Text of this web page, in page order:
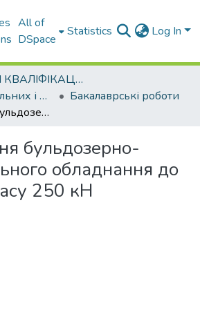
All of
DSpace
Statistics Log In
ВИПУСКНІ КВАЛІФІКАЦІЙНІ РОБОТИ
Кафедра будівельних і дорожніх машин
Бакалаврські роботи
Проектування бульдозерно-розпушувального обладнання до трактора класу 250 кН
бульдозерно-
обладнання до
250 кН